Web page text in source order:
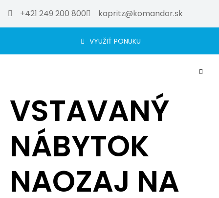
+421 249 200 800 kapritz@komandor.sk
VYUŽIŤ PONUKU
VSTAVANÝ
NÁBYTOK
NAOZAJ NA